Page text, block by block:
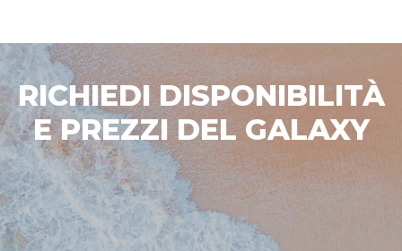
RICHIEDI DISPONIBILITÀ
E PREZZI DEL GALAXY